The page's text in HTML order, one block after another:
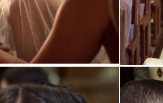
Guardar